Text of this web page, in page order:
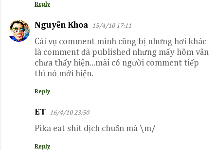
Reply
Nguyễn Khoa 15/4/10 17:11
Cái vụ comment mình cũng bị nhưng hơi khác
là comment đã published nhưng mấy hôm vẫn
chưa thấy hiện...mãi có người comment tiếp
thì nó mới hiện.
Reply
ET 16/4/10 23:50
Pika eat shit dịch chuẩn mà \m/
Reply